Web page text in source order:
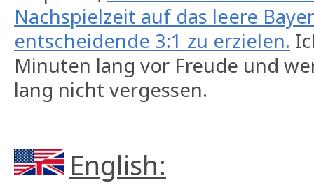
Nachspielzeit auf das leere
entscheidende 3:1 zu erzielen.
Minuten lang vor Freude und
lang nicht vergessen.
English: